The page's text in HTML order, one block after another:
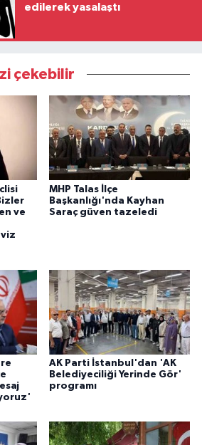
edilerek yasalaştı
çekebilir
ve
MHP Talas İlçe
Başkanlığı'nda Kayhan
Saraç güven tazeledi
AK Parti İstanbul'dan 'AK
Belediyeciliği Yerinde Gör'
programı